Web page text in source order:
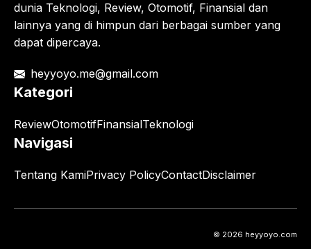
dunia Teknologi, Review, Otomotif, Finansial dan
lainnya yang di himpun dari berbagai sumber yang
dapat dipercaya.
heyyoyo.me@gmail.com
Kategori
ReviewOtomotifFinansialTeknologi
Navigasi
Tentang KamiPrivacy PolicyContactDisclaimer
© 2026 heyyoyo.com